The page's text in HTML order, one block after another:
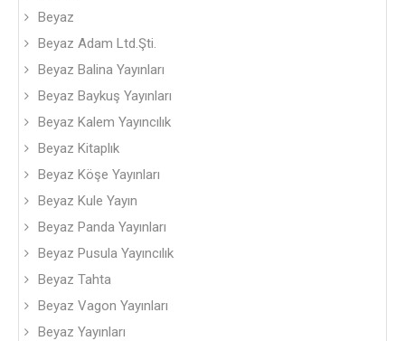
Beyaz
Beyaz Adam Ltd.Şti.
Beyaz Balina Yayınları
Beyaz Baykuş Yayınları
Beyaz Kalem Yayıncılık
Beyaz Kitaplık
Beyaz Köşe Yayınları
Beyaz Kule Yayın
Beyaz Panda Yayınları
Beyaz Pusula Yayıncılık
Beyaz Tahta
Beyaz Vagon Yayınları
Beyaz Yayınları